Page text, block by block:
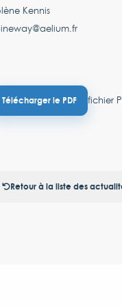
Kennis
Télécharger le PDF fichier
Retour à la liste des